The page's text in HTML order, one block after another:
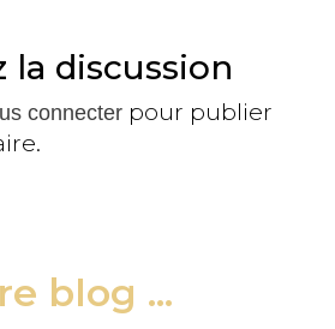
la discussion
connecter pour publier
blog ...